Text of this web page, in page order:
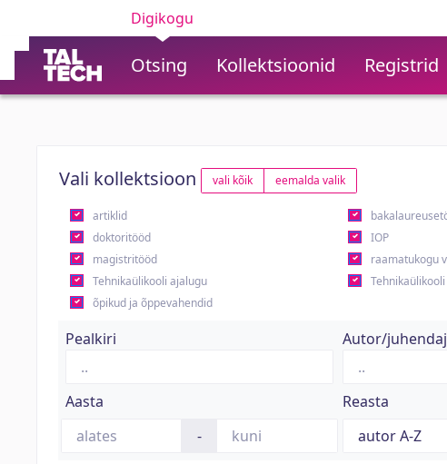
Digikogu
Otsing Kollektsioonid Registrid
Vali kollektsioon vali kõik eemalda valik
artiklid
doktoritööd
IOP
magistritööd
raamatukogu
Tehnikaülikooli ajalugu
õpikud ja õppevahendid
Pealkiri Autor/
Aasta
-
Reasta